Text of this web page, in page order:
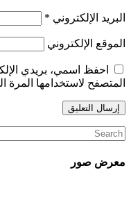
البريد الإلكتروني *
الموقع الإلكتروني
احفظ اسمي، بريدي
المتصفح لاستخدامها المرة
معرض صور